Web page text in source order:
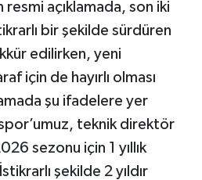
resmi açıklamada, son iki
bir şekilde sürdüren
edilirken, yeni
için de hayırlı olması
şu ifadelere yer
teknik direktör
sezonu için 1 yıllık
şekilde 2 yıldır